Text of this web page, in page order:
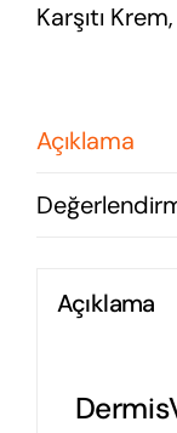
Karşıtı Krem,
Açıklama
Açıklama